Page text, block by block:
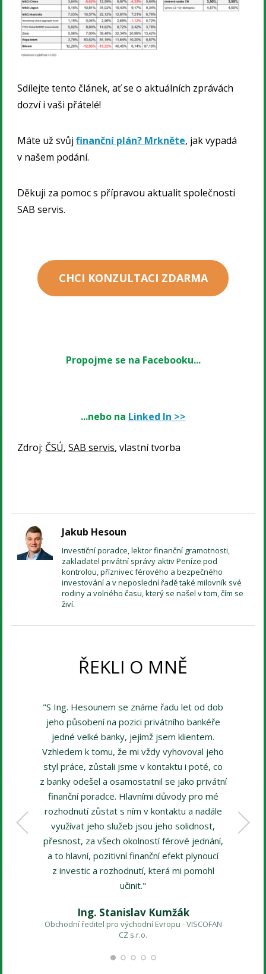
Sdílejte tento článek, ať se o aktuálních zprávách
dozví i vaši přátelé!
Máte už svůjfinanční plán? Mrkněte, jak vypadá
v našem podání.
Děkuji za pomoc s přípravou aktualit společnosti
SAB servis.
CHCI KONZULTACI ZDARMA
Propojme se na Facebooku...
...nebo na Linked In >>
Zdroj: ČSÚ,SAB servis, vlastní tvorba
Jakub Hesoun
Investiční poradce, lektor finanční gramotnosti,
zakladatel privátní správy aktiv Peníze pod
kontrolou, příznivec férového a bezpečného
investování a v neposlední řadě také milovník své
rodiny a volného času, který se našel v tom, čím se
živí.
ŘEKLI O MNĚ
"S Ing. Hesounem se známe řadu let od dob
jeho působení na pozici privátního bankéře
jedné velké banky, jejímž jsem klientem.
Vzhledem k tomu, že mi vždy vyhovoval jeho
styl práce, zůstali jsme v kontaktu i poté, co
z banky odešel a osamostatnil se jako privátní
finanční poradce. Hlavními důvody pro mé
rozhodnutí zůstat s ním v kontaktu a nadále
využívat jeho služeb jsou jeho solidnost,
přesnost, za všech okolností férové jednání,
a to hlavní, pozitivní finanční efekt plynoucí
z investic a rozhodnutí, která mi pomohl
učinit."
Ing. Stanislav Kumžák
Obchodní ředitel pro východní Evropu - VISCOFAN
CZ s.r.o.